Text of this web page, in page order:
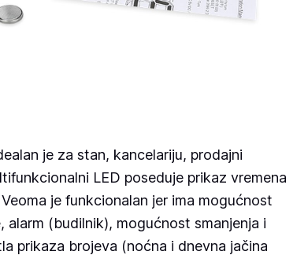
je za stan, kancelariju, prodajni
LED poseduje prikaz vremena
je funkcionalan jer ima mogućnost
alarm (budilnik), mogućnost smanjenja i
prikaza brojeva (noćna i dnevna jačina